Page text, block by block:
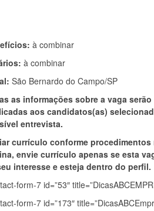
à combinar
à combinar
São Bernardo do Campo/SP
as informações sobre a vaga
aos candidatos(as)
entrevista.
currículo conforme
envie currículo apenas se esta
interesse e esteja dentro do perfil.
form-7 id=”53″
form-7 id=”173″